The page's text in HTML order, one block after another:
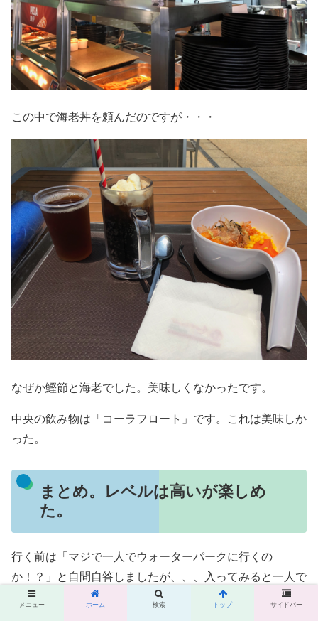
この中で海老丼を頼んだのですが・・・
なぜか鰹節と海老でした。美味しくなかったです。
中央の飲み物は「コーラフロート」です。これは美味しか
った。
まとめ。レベルは高いが楽しめ
た。
行く前は「マジで一人でウォーターパークに行くの
か！？」と自問自答しましたが、、、入ってみると一人で
も楽しめました。
メニュー ホーム 検索 トップ サイドバー